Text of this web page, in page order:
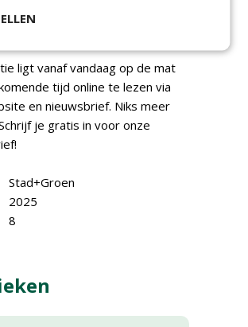
krijgt binnenkort een nieuwe
nieuwe toepassing…
ligt vanaf vandaag op de mat
tijd online te lezen via
en nieuwsbrief. Niks meer
je gratis in voor onze
Stad+Groen
2025
8